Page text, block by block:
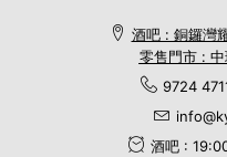
酒吧 : 銅鑼灣
零售門市 :
9724
酒吧 :